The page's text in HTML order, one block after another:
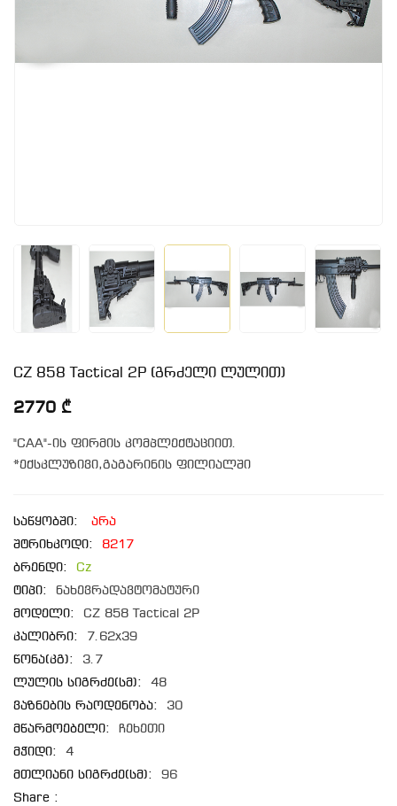
CZ 858 Tactical 2P (გრძელი ლულით)
2770 ₾
"CAA"-ის ფირმის კომპლექტაციით.
*ექსკლუზივი,გაგარინის ფილიალში
საწყობში:
არა
შტრიხკოდი:
8217
ბრენდი:
Cz
ტიპი:
ნახევრადავტომატური
მოდელი:
CZ 858 Tactical 2P
კალიბრი:
7.62x39
წონა(კგ):
3.7
ლულის სიგრძე(სმ):
48
ვაზნების რაოდენობა:
30
მწარმოებელი:
ჩეხეთი
მჭიდი:
4
მთლიანი სიგრძე(სმ):
96
Share :